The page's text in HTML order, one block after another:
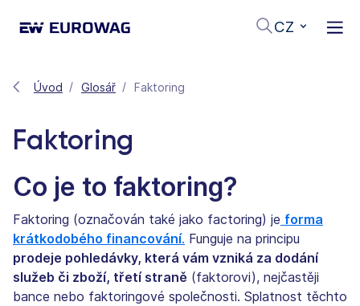
CZ
Úvod Glosář Faktoring
Faktoring
Co je to faktoring?
Faktoring (označován také jako factoring) je forma
krátkodobého financování. Funguje na principu
prodeje pohledávky, která vám vzniká za dodání
služeb či zboží, třetí straně (faktorovi), nejčastěji
bance nebo faktoringové společnosti. Splatnost těchto